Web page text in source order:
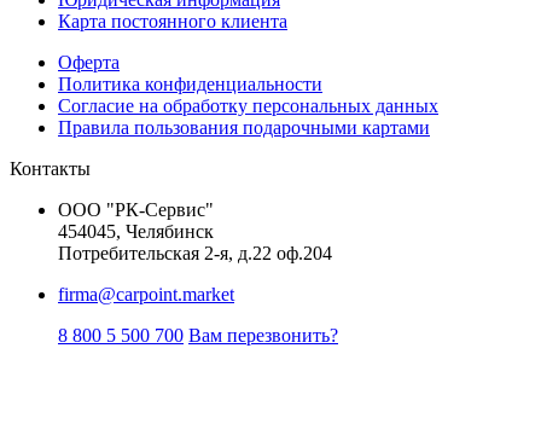
Карта постоянного клиента
Оферта
Политика конфиденциальности
Согласие на обработку персональных данных
Правила пользования подарочными картами
Контакты
ООО "РК-Сервис"
454045, Челябинск
Потребительская 2-я, д.22 оф.204
firma@carpoint.market
8 800 5 500 700 Вам перезвонить?